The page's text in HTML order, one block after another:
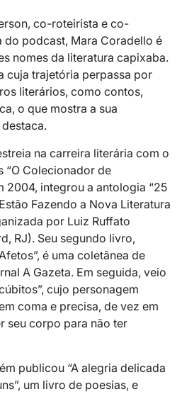
co-roteirista e co-
do podcast, Mara Coradello é
nomes da literatura capixaba.
cuja trajetória perpassa por
literários, como contos,
o que mostra a sua
na carreira literária com o
“O Colecionador de
2004, integrou a antologia “25
Fazendo a Nova Literatura
por Luiz Ruffato
RJ). Seu segundo livro,
é uma coletânea de
A Gazeta. Em seguida, veio
cujo personagem
coma e precisa, de vez em
seu corpo para não ter
publicou “A alegria delicada
um livro de poesias, e